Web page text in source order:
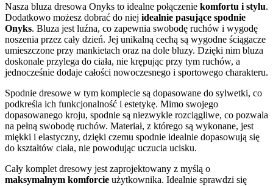
Nasza bluza dresowa Onyks to idealne połączenie komfortu i stylu.
Dodatkowo możesz dobrać do niej idealnie pasujące spodnie
Onyks. Bluza jest luźna, co zapewnia swobodę ruchów i wygodę
noszenia przez cały dzień. Jej unikalną cechą są wygodne ściągacze
umieszczone przy mankietach oraz na dole bluzy. Dzięki nim bluza
doskonale przylega do ciała, nie krępując przy tym ruchów, a
jednocześnie dodaje całości nowoczesnego i sportowego charakteru.
Spodnie dresowe w tym komplecie są dopasowane do sylwetki, co
podkreśla ich funkcjonalność i estetykę. Mimo swojego
dopasowanego kroju, spodnie są niezwykle rozciągliwe, co pozwala
na pełną swobodę ruchów. Materiał, z którego są wykonane, jest
miękki i elastyczny, dzięki czemu spodnie idealnie dopasowują się
do kształtów ciała, nie powodując uczucia ucisku.
Cały komplet dresowy jest zaprojektowany z myślą o
maksymalnym komforcie użytkownika. Idealnie sprawdzi się